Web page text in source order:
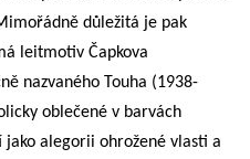
důležitá je pak
leitmotiv Čapkova
nazvaného Touha (1938-
oblečené v barvách
alegorii ohrožené vlasti a